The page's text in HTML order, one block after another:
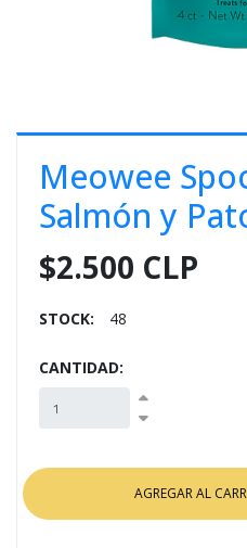
Meowee
Salmón y
$2.500 CLP
STOCK: 48
CANTIDAD: